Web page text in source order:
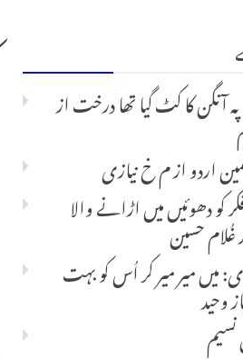
آنگن کا کٹ گیا تھا درختاز
اردوازم خ نیازی
کو دھوئیں میں اڑانے والا
غُلام حسین
میں میر میر کر اُس کو بہت
وحید